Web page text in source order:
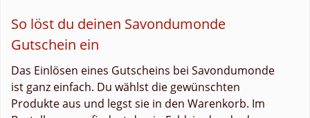
So löst du deinen Savondumonde
Gutschein ein
Das Einlösen eines Gutscheins bei Savondumonde
ist ganz einfach. Du wählst die gewünschten
Produkte aus und legst sie in den Warenkorb. Im